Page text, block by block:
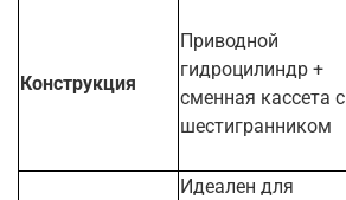
Конструкция
Приводной
гидроцилиндр +
сменная кассета с
шестигранником
Идеален для